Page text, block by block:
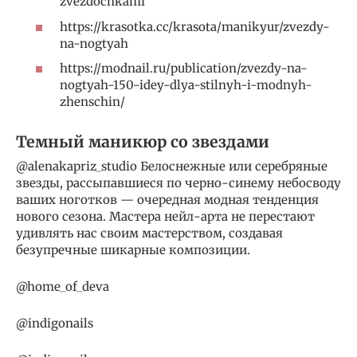
https://krasotka.cc/krasota/manikyur/zvezdy-
na-nogtyah
https://modnail.ru/publication/zvezdy-na-
nogtyah-150-idey-dlya-stilnyh-i-modnyh-
zhenschin/
Темный маникюр со звездами
@alenakapriz_studio Белоснежные или серебряные
звезды, рассыпавшиеся по черно-синему небосводу
ваших ноготков — очередная модная тенденция
нового сезона. Мастера нейл-арта не перестают
удивлять нас своим мастерством, создавая
безупречные шикарные композиции.
@home_of_deva
@indigonails